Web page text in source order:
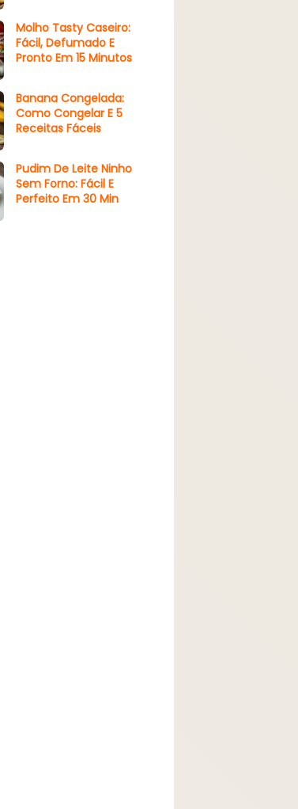
Molho Tasty Caseiro:
Fácil, Defumado E
Pronto Em 15 Minutos
Banana Congelada:
Como Congelar E 5
Receitas Fáceis
Pudim De Leite Ninho
Sem Forno: Fácil E
Perfeito Em 30 Min